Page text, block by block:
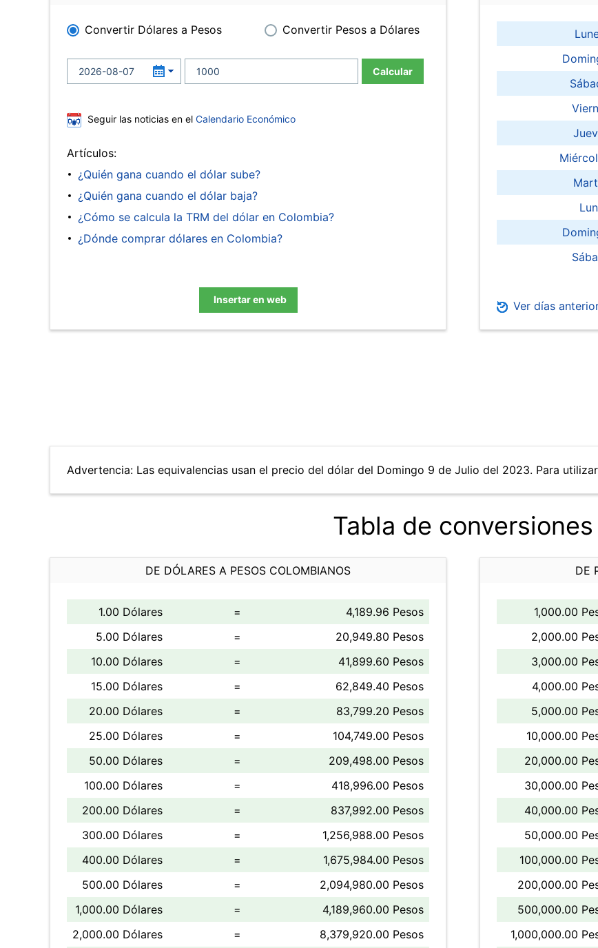
Convertir Dólares a Pesos Convertir Pesos a Dólares
Calcular
Seguir las noticias en el Calendario Económico
Artículos:
¿Quién gana cuando el dólar sube?
¿Quién gana cuando el dólar baja?
¿Cómo se calcula la TRM del dólar en Colombia?
¿Dónde comprar dólares en Colombia?
Insertar en web Ver días
Advertencia: Las equivalencias usan el precio del dólar del Domingo 9 de Julio del 2023. Para
Tabla de conversiones
DE DÓLARES A PESOS COLOMBIANOS
1.00 Dólares =
4,189.96 Pesos
5.00 Dólares
=
20,949.80 Pesos
10.00 Dólares
=
41,899.60 Pesos
15.00 Dólares
=
62,849.40 Pesos
20.00 Dólares
=
83,799.20 Pesos
25.00 Dólares
=
104,749.00 Pesos
50.00 Dólares
=
209,498.00 Pesos
100.00 Dólares
=
418,996.00 Pesos
200.00 Dólares
=
837,992.00 Pesos
300.00 Dólares
=
1,256,988.00 Pesos
400.00 Dólares
=
1,675,984.00 Pesos
500.00 Dólares
=
2,094,980.00 Pesos
1,000.00 Dólares
=
4,189,960.00 Pesos
2,000.00 Dólares
= 8,379,920.00 Pesos
DE
1,000.00
2,000.00
3,000.00
4,000.00
5,000.00
10,000.00
20,000.00
30,000.00
40,000.00
50,000.00
100,000.00
200,000.00
500,000.00
1,000,000.00